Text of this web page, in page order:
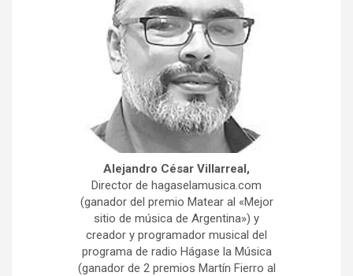
Alejandro César Villarreal,
Director de hagaselamusica.com
(ganador del premio Matear al «Mejor
sitio de música de Argentina») y
creador y programador musical del
programa de radio Hágase la Música
(ganador de 2 premios Martín Fierro al